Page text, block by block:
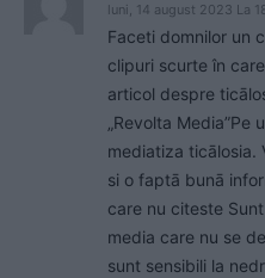
luni, 14 august 2023 La
Faceti domnilor un
clipuri scurte în
articol despre
„Revolta
mediatiza ticālosia.
si o faptā bunā
care nu citeste
media care nu se
sunt sensibili la